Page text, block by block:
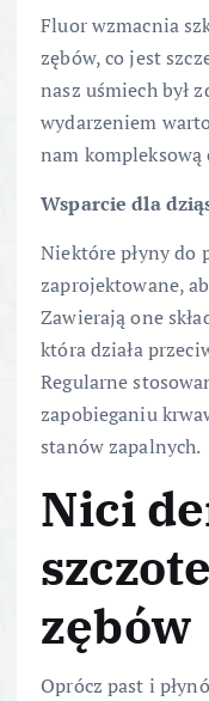
Fluor wzmacnia
zębów, co jest
nasz uśmiech był
wydarzeniem
nam kompleksową
Wsparcie dla
Niektóre płyny do
zaprojektowane,
Zawierają one
która działa
Regularne
zapobieganiu
stanów zapalnych.
Nici
zębów
Oprócz past i